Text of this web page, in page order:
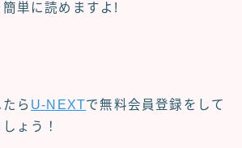
単に読めますよ!
ら U-NEXTで無料会員登録をして
ょう！